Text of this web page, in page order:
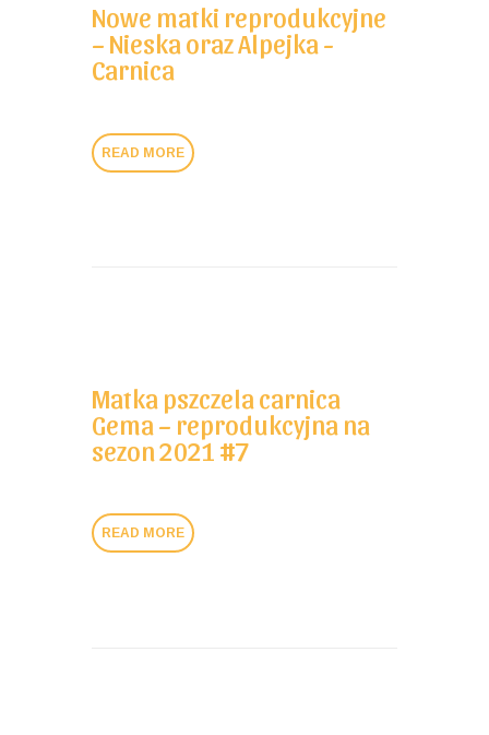
Nowe matki reprodukcyjne
– Nieska oraz Alpejka -
Carnica
READ MORE
Matka pszczela carnica
Gema – reprodukcyjna na
sezon 2021 #7
READ MORE